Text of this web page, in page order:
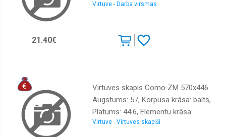
materiāls: LKSP + PVH, Krāsa: ozols
Virtuve - Darba virsmas
21.40€
Virtuves skapis Como ZM 570x446
Augstums: 57, Korpusa krāsa: balts,
Platums: 44.6, Elementu krāsa:
kašmira, Virsma: Matēts, Materiāls :
Virtuve - Virtuves skapiši